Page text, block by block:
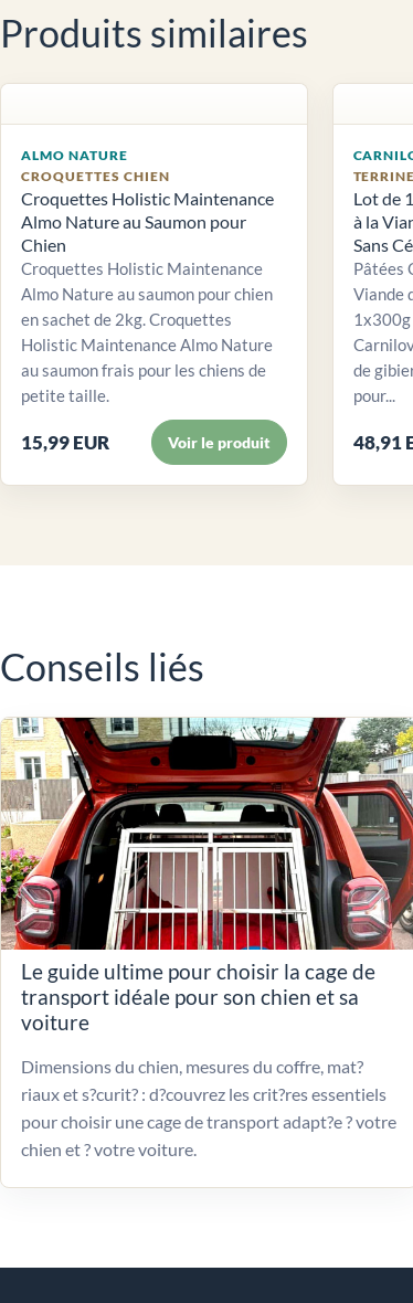
Produits similaires
ALMO NATURE
CROQUETTES CHIEN
Croquettes Holistic Maintenance
Almo Nature au Saumon pour
Chien
Croquettes Holistic Maintenance
Almo Nature au saumon pour chien
en sachet de 2kg. Croquettes
Holistic Maintenance Almo Nature
au saumon frais pour les chiens de
petite taille.
15,99 EUR Voir le produit
Lot de
à la
Sans
Pâtées
Viande
1x300g
de
pour...
48,91
Conseils liés
Le guide ultime pour choisir la cage de
transport idéale pour son chien et sa
voiture
Dimensions du chien, mesures du coffre, mat?
riaux et s?curit? : d?couvrez les crit?res essentiels
pour choisir une cage de transport adapt?e ? votre
chien et ? votre voiture.